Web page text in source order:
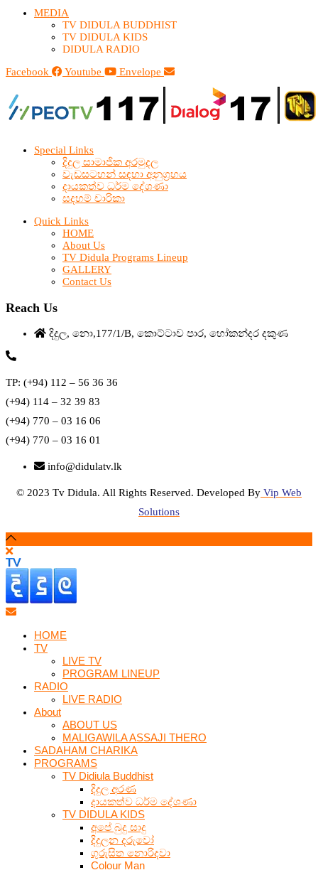
MEDIA
TV DIDULA BUDDHIST​
TV DIDULA KIDS
DIDULA RADIO
Facebook
Youtube Envelope
Special Links
දිදුල සාමාජික අරමුදල
වැඩසටහන් සඳහා අනුග්‍රහය
දායකත්ව ධර්ම දේශණා
සදහම් චාරිකා
Quick Links
HOME
About Us
TV Didula Programs Lineup
GALLERY
Contact Us
Reach Us
දිදුල, නො,177/1/B, කොට්ටාව පාර, හෝකන්දර දකුණ
TP: (+94) 112 – 56 36 36
(+94) 114 – 32 39 83
(+94) 770 – 03 16 06
(+94) 770 – 03 16 01
info@didulatv.lk
© 2023 Tv Didula. All Rights Reserved. Developed By Vip Web
Solutions
HOME
TV
LIVE TV
PROGRAM LINEUP
RADIO
LIVE RADIO
About
ABOUT US
MALIGAWILA ASSAJI THERO
SADAHAM CHARIKA
PROGRAMS
TV Didiula Buddhist
දිදුල අරණ
දායකත්ව ධර්ම දේශණා
TV DIDULA KIDS
අපේ බුදු සාදු
දිදුලන දරුවෝ
ගුරුසිත නොරිදවා
Colour Man